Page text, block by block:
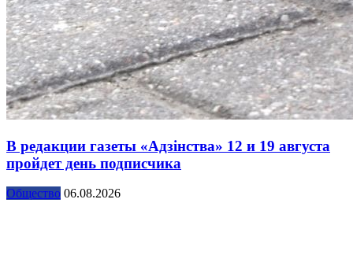
В редакции газеты «Адзінства» 12 и 19 августа
пройдет день подписчика
Общество 06.08.2026